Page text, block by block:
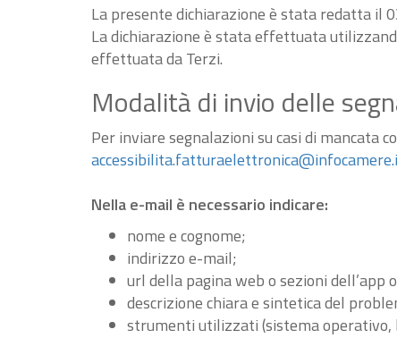
La presente dichiarazione è stata redatta il
La dichiarazione è stata effettuata
effettuata da Terzi.
Modalità di invio delle
Per inviare segnalazioni su casi di mancata
Nella e-mail è necessario indicare:
nome e cognome;
indirizzo e-mail;
url della pagina web o sezioni dell’app
descrizione chiara e sintetica del
strumenti utilizzati (sistema operativo,